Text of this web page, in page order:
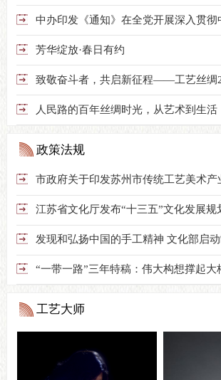
中办印发《通知》在全党开展深入贯彻
芳华绽放·春日有约
致敬奋斗者，共启新征程——工艺丝绸
人民路的百年丝绸时光，从艺术到生活
政策法规
市政府关于印发苏州市传统工艺美术产
江苏省文化厅发布“十三五”文化发展规
发现和弘扬中国的手工精神 文化部启
“一带一路”三年特稿：伟大构想撑起大
工艺大师